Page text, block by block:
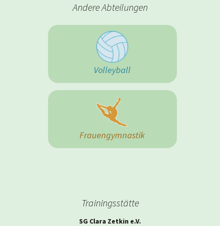
Andere Abteilungen
Volleyball
Frauengymnastik
Trainingsstätte
SG Clara Zetkin e.V.